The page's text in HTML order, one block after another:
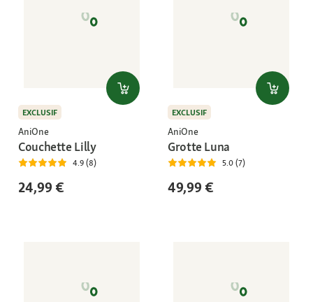
EXCLUSIF
AniOne
Couchette Lilly
4.9 (8)
24,99 €
EXCLUSIF
AniOne
Grotte Luna
5.0 (7)
49,99 €